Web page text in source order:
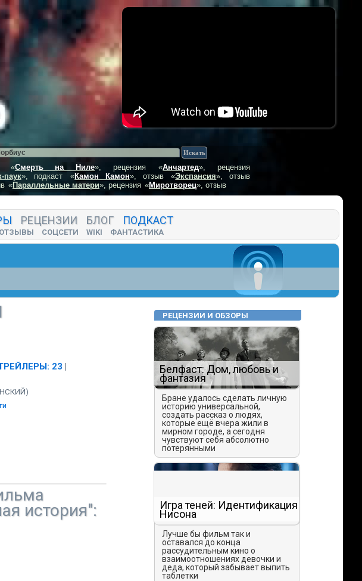
«Смерть на Ниле», рецензия «Анчартед», рецензия
паук», подкаст «Камон Камон», отзыв «Экспансия», отзыв
«Параллельные матери», рецензия «Миротворец», отзыв
РЕЦЕНЗИИ БЛОГ ПОДКАСТ
ОТЗЫВЫ СОЦСЕТИ WIKI ФАНТАСТИКА
23 |
история":
РЕЦЕНЗИИ И ОБЗОРЫ
Белфаст: Дом, любовь и
фантазия
Бране удалось сделать личную
историю универсальной,
создать рассказ о людях,
которые ещё вчера жили в
мирном городе, а сегодня
чувствуют себя абсолютно
потерянными
Игра теней: Идентификация
Нисона
Лучше бы фильм так и
оставался до конца
рассудительным кино о
взаимоотношениях девочки и
деда, который забывает выпить
таблетки